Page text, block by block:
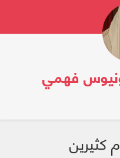
فهمي
Toggle
كثيرين